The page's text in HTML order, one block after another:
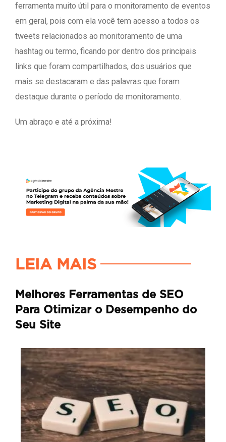
ferramenta muito útil para o monitoramento de eventos
em geral, pois com ela você tem acesso a todos os
tweets relacionados ao monitoramento de uma
hashtag ou termo, ficando por dentro dos principais
links que foram compartilhados, dos usuários que
mais se destacaram e das palavras que foram
destaque durante o período de monitoramento.
Um abraço e até a próxima!
LEIA MAIS
Melhores Ferramentas de SEO
Para Otimizar o Desempenho do
Seu Site